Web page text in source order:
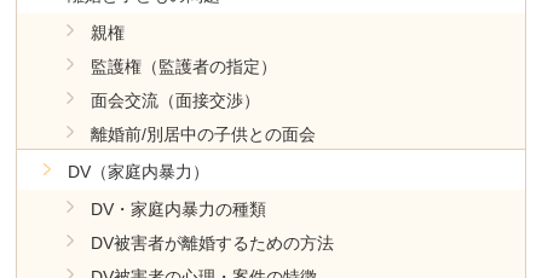
親権
監護権（監護者の指定）
面会交流（面接交渉）
離婚前/別居中の子供との面会
DV（家庭内暴力）
DV・家庭内暴力の種類
DV被害者が離婚するための方法